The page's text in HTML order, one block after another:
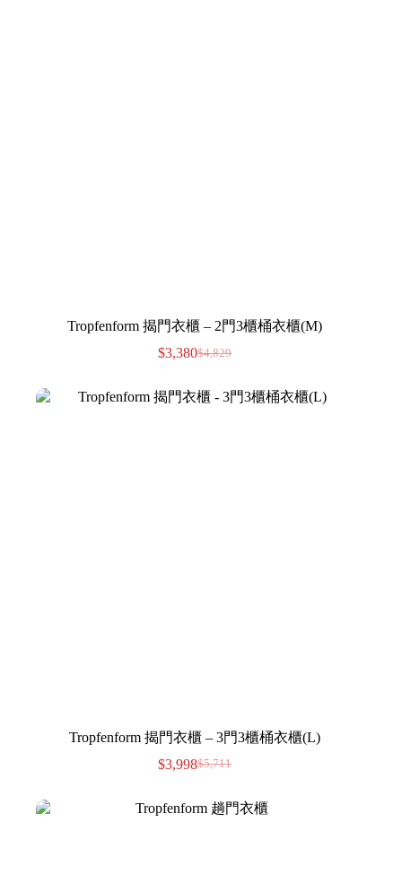
Tropfenform 揭門衣櫃 – 2門3櫃桶衣櫃(M)
$4,829
$3,380
Tropfenform 揭門衣櫃 – 3門3櫃桶衣櫃(L)
$5,711
$3,998